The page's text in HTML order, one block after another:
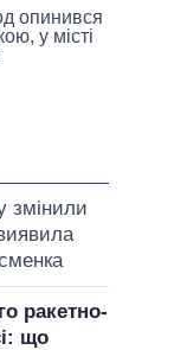
опинився
у місті
змінили
ракетно-
що